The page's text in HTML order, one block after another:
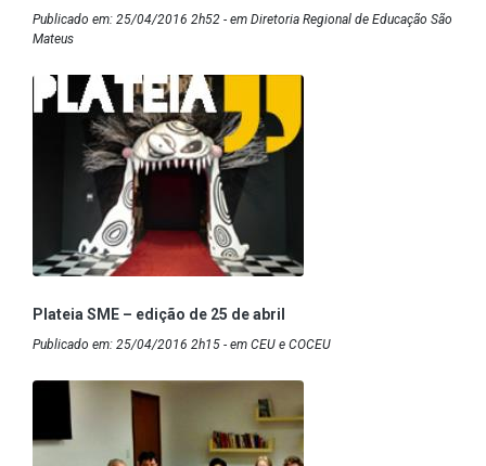
Publicado em: 25/04/2016 2h52 - em Diretoria Regional de Educação São
Mateus
Plateia SME – edição de 25 de abril
Publicado em: 25/04/2016 2h15 - em CEU e COCEU